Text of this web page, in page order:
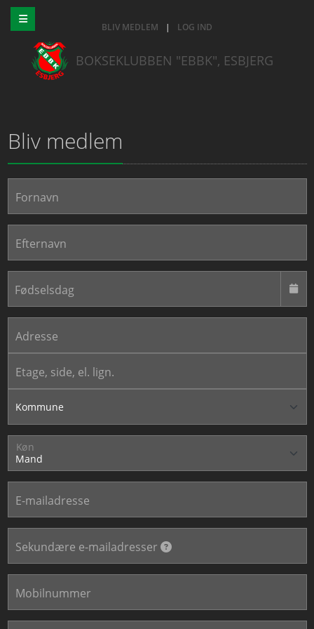
BLIV MEDLEM | LOG IND
BOKSEKLUBBEN "EBBK", ESBJERG
Bliv medlem
Fornavn
Efternavn
Fødselsdag
Adresse
Etage, side, el. lign.
Køn
E-mailadresse
Sekundære e-mailadresser
Mobilnummer